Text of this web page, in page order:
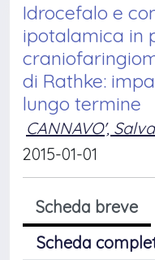
Idrocefalo e
ipotalamica in
di Rathke:
lungo termine
CANNAVO',
2015-01-01
Scheda breve
Scheda